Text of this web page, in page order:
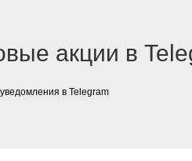
акции в
в Telegram